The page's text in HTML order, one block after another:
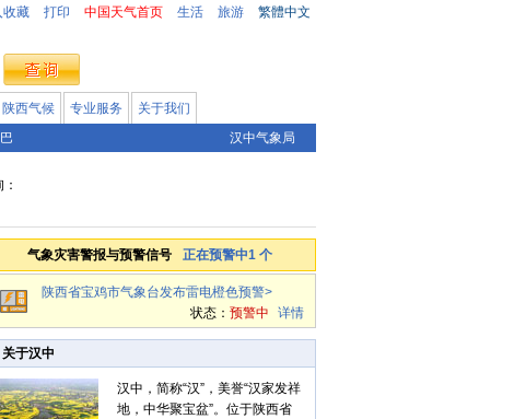
收藏 打印 中国天气首页 生活 旅游
繁體中文
陕西气候 专业服务
关于我们
汉中气象局
气象灾害警报与预警信号 正在预警中1 个
陕西省宝鸡市气象台发布雷电橙色预警>
状态： 预警中 详情
关于汉中
汉中，简称“汉”，美誉“汉家发祥
地，中华聚宝盆”。位于陕西省